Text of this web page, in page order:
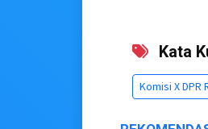
Kata
Komisi X DPR